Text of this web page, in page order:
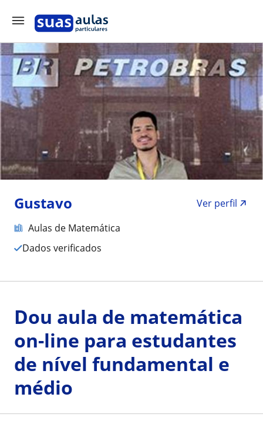
Gustavo
Ver perfil
Aulas de Matemática
Dados verificados
Dou aula de matemática
on-line para estudantes
de nível fundamental e
médio